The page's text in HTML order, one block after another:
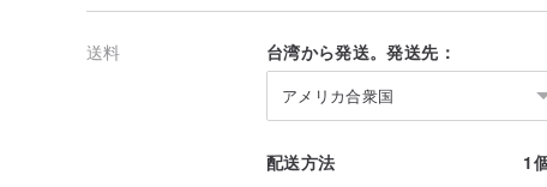
送料 台湾から発送。発送先：
アメリカ合衆国
配送方法 1